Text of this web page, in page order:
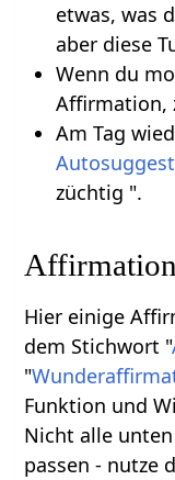
etwas, was
aber diese
Wenn du
Affirmation,
Am Tag
züchtig ".
Hier einige
dem Stichwort "
"
Funktion und
Nicht alle
passen - nutze